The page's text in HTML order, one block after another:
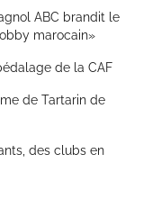
ABC brandit le
marocain»
de la CAF
de Tartarin de
des clubs en